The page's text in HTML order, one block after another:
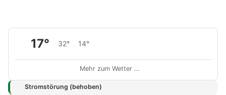
17° 32° 14°
Mehr zum Wetter …
Stromstörung (behoben)